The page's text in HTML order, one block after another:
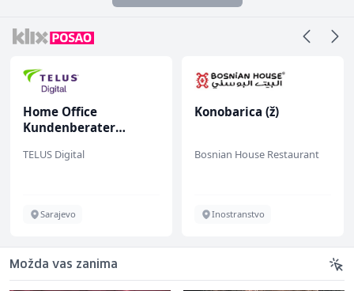
Home Office
Kundenberater
TELUS Digital
Sarajevo
Konobarica (ž)
Bosnian House Restaurant
Inostranstvo
Možda vas zanima